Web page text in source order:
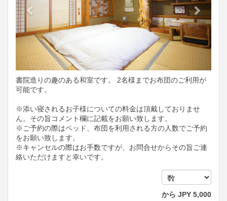
書院造りの趣のある和室です。 2名様までお布団のご利用が
可能です。
※添い寝されるお子様についての料金は頂戴しておりませ
ん。その旨コメント欄に記載をお願い致します。
※ご予約の際はベッド、布団を利用される方の人数でご予約
をお願い致します。
※キャンセルの際はお手数ですが、お問合せからその旨ご連
絡いただけますと幸いです。
から JPY 5,000